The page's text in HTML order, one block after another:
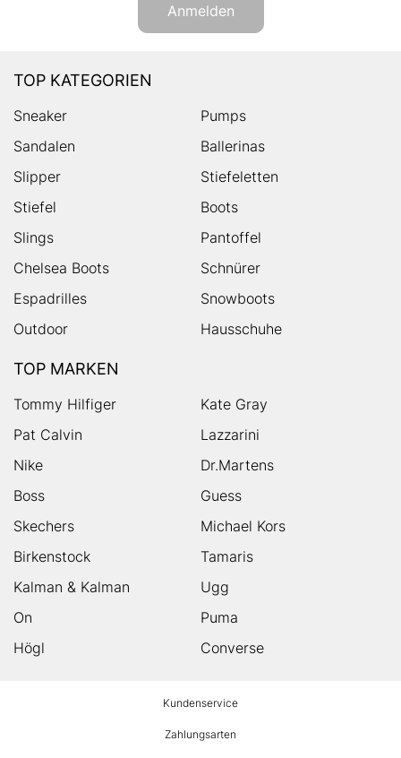
Anmelden
TOP KATEGORIEN
Sneaker
Pumps
Sandalen
Ballerinas
Slipper
Stiefeletten
Stiefel
Boots
Slings
Pantoffel
Chelsea Boots
Schnürer
Espadrilles
Snowboots
Outdoor
Hausschuhe
TOP MARKEN
Tommy Hilfiger
Kate Gray
Pat Calvin
Lazzarini
Nike
Dr.Martens
Boss
Guess
Skechers
Michael Kors
Birkenstock
Tamaris
Kalman & Kalman
Ugg
On
Puma
Högl
Converse
Kundenservice
Zahlungsarten